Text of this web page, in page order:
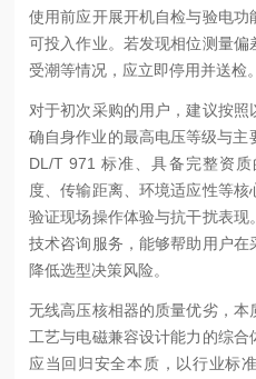
使用前应开展开机自检与验电
可投入作业。若发现相位测量偏
受潮等情况，应立即停用并送检。
对于初次采购的用户，建议按
确自身作业的最高电压等级与
DL/T 971 标准、具备完整资
度、传输距离、环境适应性等
验证现场操作体验与抗干扰表
技术咨询服务，能够帮助用户
降低选型决策风险。
无线高压核相器的质量优劣，
工艺与电磁兼容设计能力的综合
应当回归安全本质，以行业标